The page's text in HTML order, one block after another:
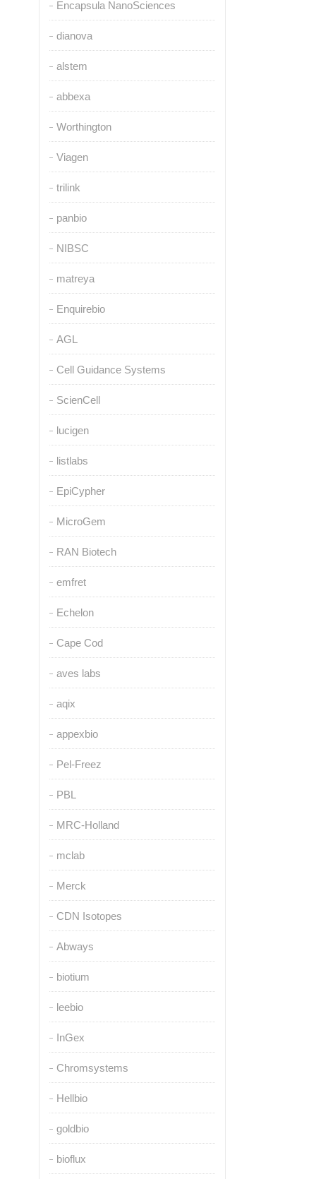
Encapsula NanoSciences
dianova
alstem
abbexa
Worthington
Viagen
trilink
panbio
NIBSC
matreya
Enquirebio
AGL
Cell Guidance Systems
ScienCell
lucigen
listlabs
EpiCypher
MicroGem
RAN Biotech
emfret
Echelon
Cape Cod
aves labs
aqix
appexbio
Pel-Freez
PBL
MRC-Holland
mclab
Merck
CDN Isotopes
Abways
biotium
leebio
InGex
Chromsystems
Hellbio
goldbio
bioflux